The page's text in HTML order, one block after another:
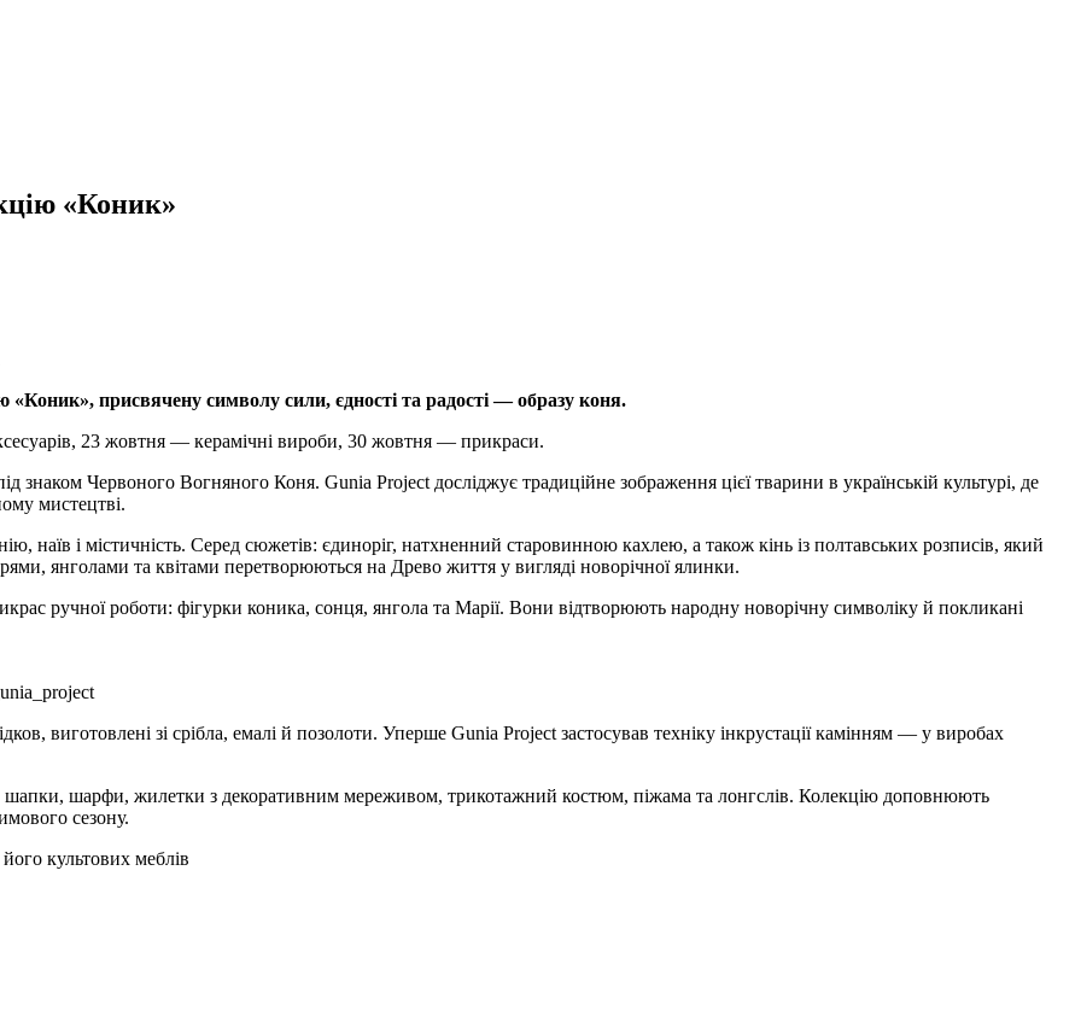
«Коник»
присвячену символу сили, єдності та радості — образу коня.
23 жовтня — керамічні вироби, 30 жовтня — прикраси.
знаком Червоного Вогняного Коня. Gunia Project досліджує традиційне зображення цієї тварини в українській культурі, де
мистецтві.
наїв і містичність. Серед сюжетів: єдиноріг, натхненний старовинною кахлею, а також кінь із полтавських розписів, який
янголами та квітами перетворюються на Древо життя у вигляді новорічної ялинки.
ручної роботи: фігурки коника, сонця, янгола та Марії. Вони відтворюють народну новорічну символіку й покликані
виготовлені зі срібла, емалі й позолоти. Уперше Gunia Project застосував техніку інкрустації камінням — у виробах
шапки, шарфи, жилетки з декоративним мереживом, трикотажний костюм, піжама та лонгслів. Колекцію доповнюють
сезону.
його культових меблів